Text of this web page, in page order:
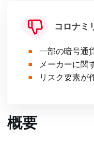
コロナミ
一部の暗号通
メーカーに関
リスク要素が
概要